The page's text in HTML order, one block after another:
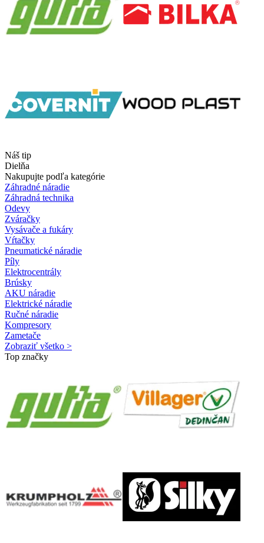
Náš tip
Dielňa
Nakupujte podľa kategórie
Záhradné náradie
Záhradná technika
Odevy
Zváračky
Vysávače a fukáry
Vŕtačky
Pneumatické náradie
Píly
Elektrocentrály
Brúsky
AKU náradie
Elektrické náradie
Ručné náradie
Kompresory
Zametače
Zobraziť všetko >
Top značky